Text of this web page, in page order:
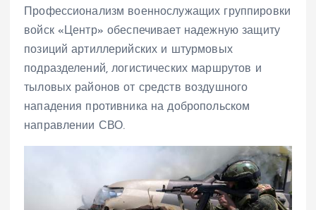
Профессионализм военнослужащих группировки
войск «Центр» обеспечивает надежную защиту
позиций артиллерийских и штурмовых
подразделений, логистических маршрутов и
тыловых районов от средств воздушного
нападения противника на добропольском
направлении СВО.